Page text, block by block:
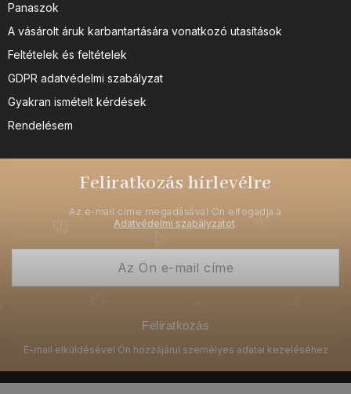
Panaszok
A vásárolt áruk karbantartására vonatkozó utasítások
Feltételek és feltételek
GDPR adatvédelmi szabályzat
Gyakran ismételt kérdések
Rendelésem
Feliratkozás hírlevélre
Az e-mail címe megadásával Ön elfogadja a
Adatvédelmi szabályzatot.
Feliratkozás